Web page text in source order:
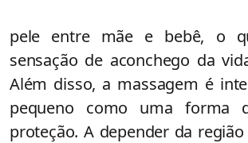
pele entre mãe e bebê, o
sensação de aconchego da
Além disso, a massagem é
pequeno como uma forma
proteção. A depender da